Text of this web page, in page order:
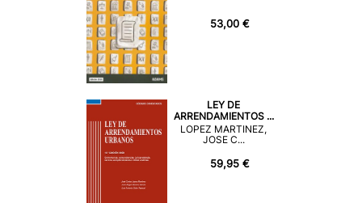
53,00 €
LEY DE
ARRENDAMIENTOS ...
LOPEZ MARTINEZ,
JOSE C...
59,95 €